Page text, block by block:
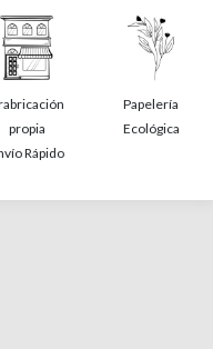
propia
Rápido
Papelería
Ecológica